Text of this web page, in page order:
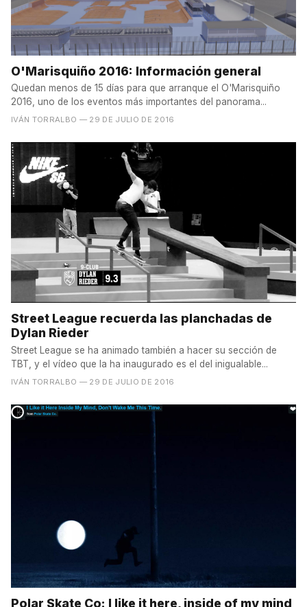
O'Marisquiño 2016: Información general
Quedan menos de 15 días para que arranque el O'Marisquiño
2016, uno de los eventos más importantes del panorama...
IVÁN TORRALBO — 29 DE JULIO DE 2016
Street League recuerda las planchadas de
Dylan Rieder
Street League se ha animado también a hacer su sección de
TBT, y el vídeo que la ha inaugurado es el del inigualable...
IVÁN TORRALBO — 29 DE JULIO DE 2016
Polar Skate Co: I like it here, inside of my mind